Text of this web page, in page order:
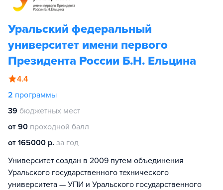
Уральский федеральный
университет имени первого
Президента России Б.Н. Ельцина
4.4
2 программы
39 бюджетных мест
от 90 проходной балл
от 165000 р. за год
Университет создан в 2009 путем объединения
Уральского государственного технического
университета — УПИ и Уральского государственного